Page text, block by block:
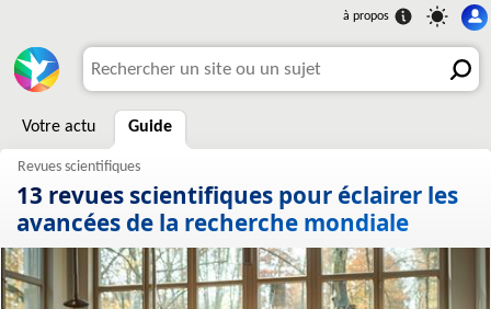
Votre actu Guide
13 revues scientifiques pour éclairer les
avancées de la recherche mondiale